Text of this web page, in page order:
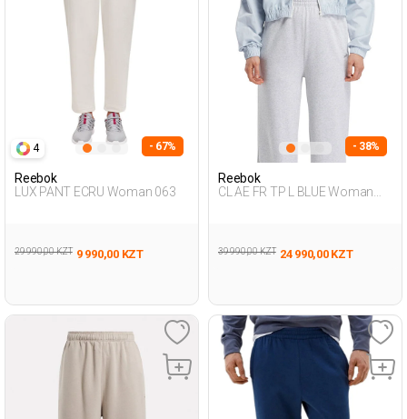
4 - 67%
Reebok
LUX PANT ECRU Woman 063
29 990,00 KZT 9 990,00 KZT
- 38%
Reebok
CL AE FR TP L BLUE Woman
39 990,00 KZT 24 990,00 KZT